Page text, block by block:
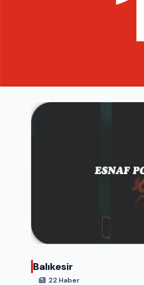
Balıkesir
22 Haber